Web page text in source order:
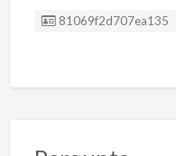
ID Anúncio
81069f2d707ea135